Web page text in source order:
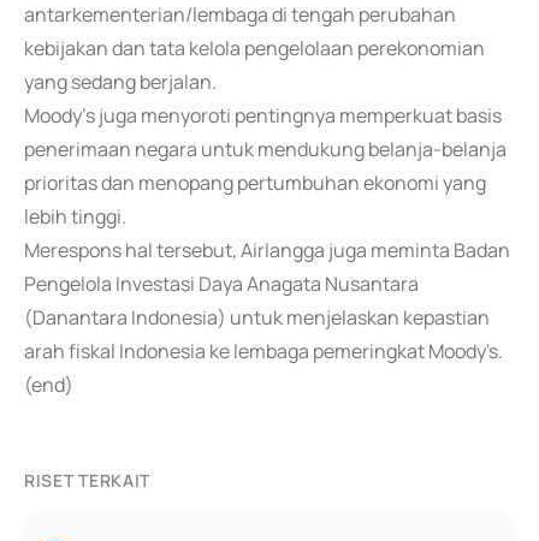
antarkementerian/lembaga di tengah perubahan
kebijakan dan tata kelola pengelolaan perekonomian
yang sedang berjalan.
Moody's juga menyoroti pentingnya memperkuat basis
penerimaan negara untuk mendukung belanja-belanja
prioritas dan menopang pertumbuhan ekonomi yang
lebih tinggi.
Merespons hal tersebut, Airlangga juga meminta Badan
Pengelola Investasi Daya Anagata Nusantara
(Danantara Indonesia) untuk menjelaskan kepastian
arah fiskal Indonesia ke lembaga pemeringkat Moody's.
(end)
RISET TERKAIT